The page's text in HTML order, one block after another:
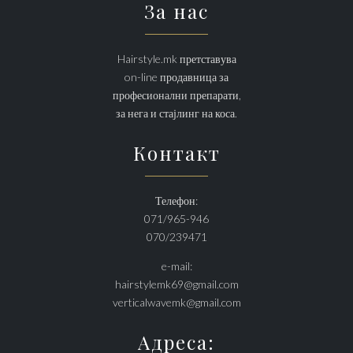
За нас
Hairstyle.mk претставува
on-line продавница за
професионални препарати,
за нега и стајлинг на коса.
Контакт
Телефон:
071/965-946
070/239471
e-mail:
hairstylemk69@gmail.com
verticalwavemk@gmail.com
Адреса: